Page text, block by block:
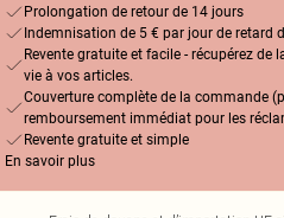
Prolongation de retour de 14 jours
Indemnisation de 5 € par jour de retard
Revente gratuite et facile - récupérez de
vie à vos articles.
Couverture complète de la commande
remboursement immédiat pour les
Revente gratuite et simple
En savoir plus